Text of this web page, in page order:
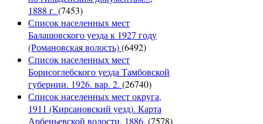
1888 г. (7453)
Список населенных мест
Балашовского уезда к 1927 году
(Романовская волость)(6492)
Список населенных мест
Борисоглебского уезда Тамбовской
губернии. 1926. вар. 2. (26740)
Список населенных мест округа,
1911 (Кирсановский уезд). Карта
Арбеньевской волости, 1886. (7578)